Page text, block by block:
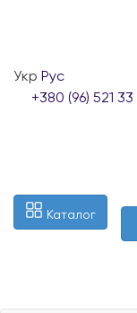
Укр Рус
+380 (96) 521 33
Каталог